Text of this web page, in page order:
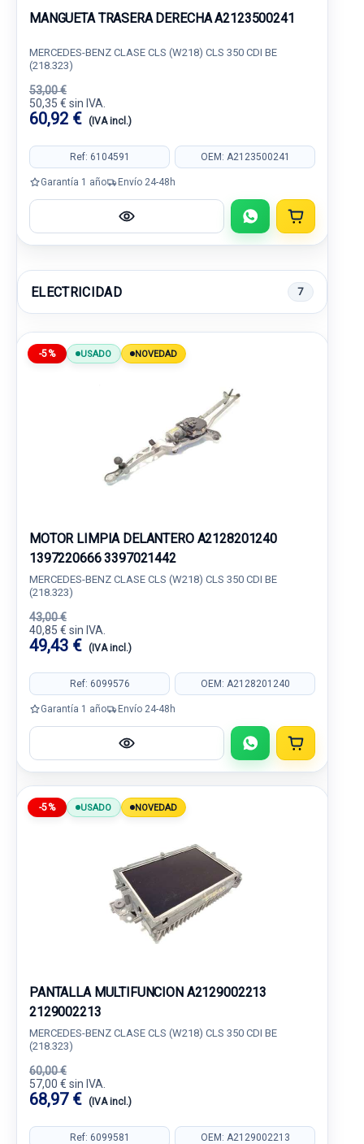
MANGUETA TRASERA DERECHA A2123500241
MERCEDES-BENZ CLASE CLS (W218) CLS 350 CDI BE
(218.323)
53,00 €
50,35 € sin IVA.
60,92 € (IVA incl.)
Ref: 6104591 OEM: A2123500241
Garantía 1 año Envío 24-48h
ELECTRICIDAD 7
-5% USADO NOVEDAD
MOTOR LIMPIA DELANTERO A2128201240
1397220666 3397021442
MERCEDES-BENZ CLASE CLS (W218) CLS 350 CDI BE
(218.323)
43,00 €
40,85 € sin IVA.
49,43 € (IVA incl.)
Ref: 6099576 OEM: A2128201240
Garantía 1 año Envío 24-48h
-5% USADO NOVEDAD
PANTALLA MULTIFUNCION A2129002213
2129002213
MERCEDES-BENZ CLASE CLS (W218) CLS 350 CDI BE
(218.323)
60,00 €
57,00 € sin IVA.
68,97 € (IVA incl.)
Ref: 6099581 OEM: A2129002213